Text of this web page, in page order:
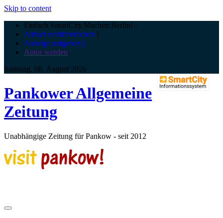
Skip to content
Einfach.SmartCity.Machen:Berlin! -
Artikel veröffentlichen |
Anzeige aufgeben |
Autor werden
Samstag, 08. August 2026
Pankower Allgemeine
Zeitung
Unabhängige Zeitung für Pankow - seit 2012